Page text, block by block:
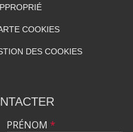
COOKIES
DES COOKIES
PRÉNOM *